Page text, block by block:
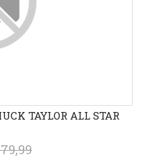
TAYLOR ALL STAR